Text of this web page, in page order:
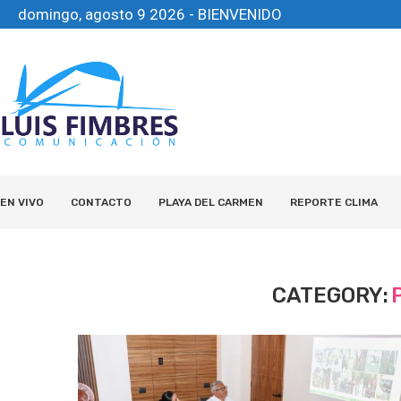
domingo, agosto 9 2026 - BIENVENIDO
EN VIVO CONTACTO PLAYA DEL CARMEN REPORTE CLIMA
CATEGORY: